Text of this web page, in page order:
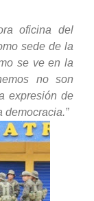
oficina del
sede de la
se ve en la
no son
expresión de
democracia.”